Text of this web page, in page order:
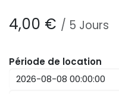
4,00 € / 5 Jours
Période de location